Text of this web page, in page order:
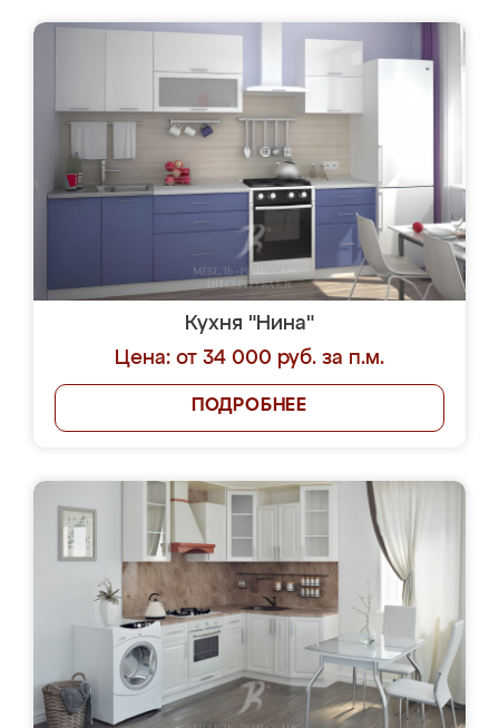
Кухня "Нина"
Цена: от 34 000 руб. за п.м.
ПОДРОБНЕЕ